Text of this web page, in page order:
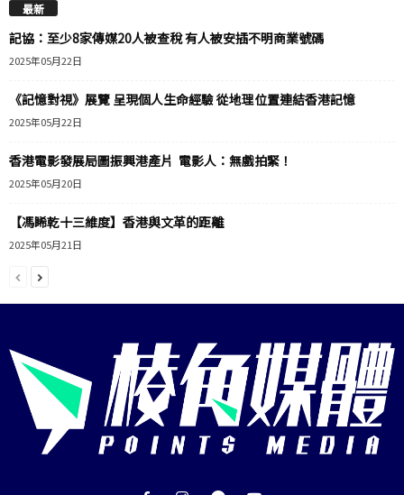
最新
記協：至少8家傳媒20人被查稅 有人被安插不明商業號碼
2025年05月22日
《記憶對視》展覽 呈現個人生命經驗 從地理位置連結香港記憶
2025年05月22日
香港電影發展局圖振興港產片 電影人：無戲拍緊！
2025年05月20日
【馮睎乾十三維度】香港與文革的距離
2025年05月21日